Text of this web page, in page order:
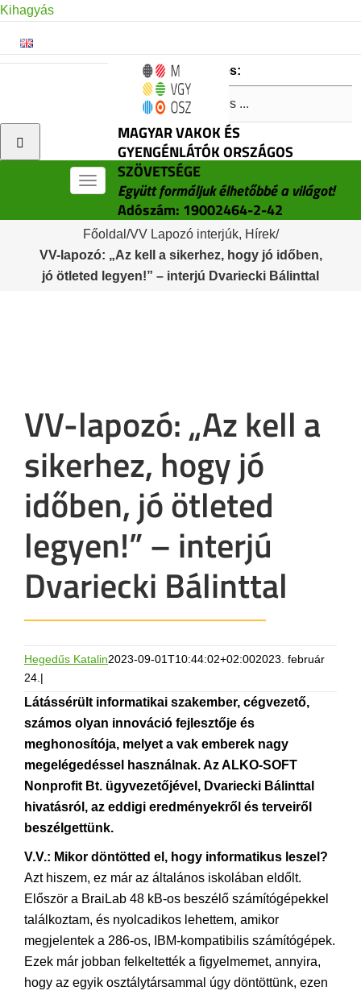
Kihagyás
MAGYAR VAKOK ÉS
GYENGÉNLÁTÓK ORSZÁGOS
SZÖVETSÉGE
Együtt formáljuk élhetőbbé a világot!
Adószám: 19002464-2-42
Keresés:
Menü
Főoldal /VV Lapozó interjúk, Hírek/
VV-lapozó: „Az kell a sikerhez, hogy jó időben,
jó ötleted legyen!” – interjú Dvariecki Bálinttal
VV-lapozó: „Az kell a
sikerhez, hogy jó
időben, jó ötleted
legyen!” – interjú
Dvariecki Bálinttal
Hegedűs Katalin2023-09-01T10:44:02+02:002023. február
24. |
Látássérült informatikai szakember, cégvezető,
számos olyan innováció fejlesztője és
meghonosítója, melyet a vak emberek nagy
megelégedéssel használnak. Az ALKO-SOFT
Nonprofit Bt. ügyvezetőjével, Dvariecki Bálinttal
hivatásról, az eddigi eredményekről és terveiről
beszélgettünk.
V.V.: Mikor döntötted el, hogy informatikus leszel?
Azt hiszem, ez már az általános iskolában eldőlt.
Először a BraiLab 48 kB-os beszélő számítógépekkel
találkoztam, és nyolcadikos lehettem, amikor
megjelentek a 286-os, IBM-kompatibilis számítógépek.
Ezek már jobban felkeltették a figyelmemet, annyira,
hogy az egyik osztálytársammal úgy döntöttünk, ezen